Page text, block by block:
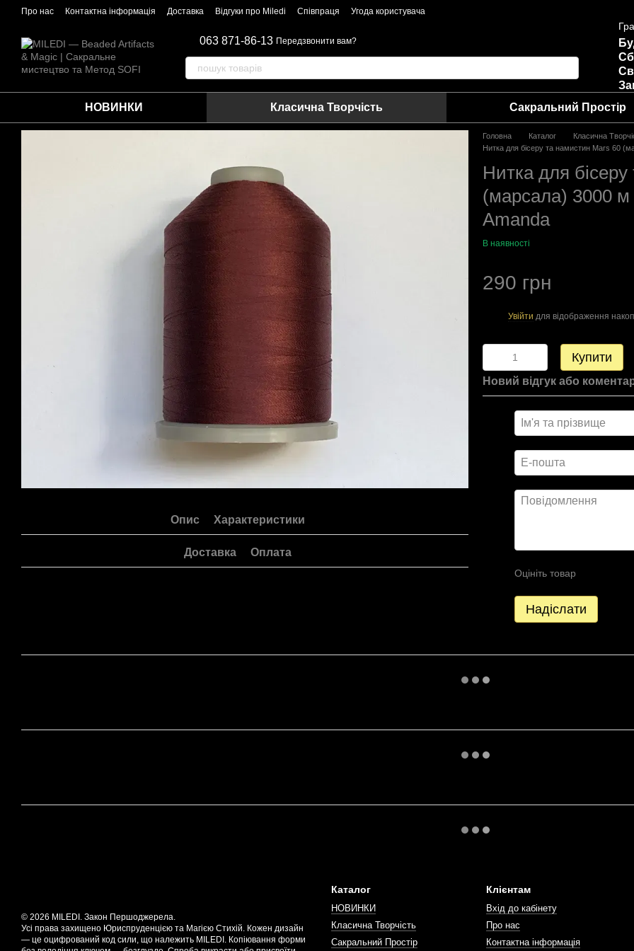
Перейти до основного контенту
Про нас Контактна інформація Доставка Відгуки про Miledi Співпраця Угода користувача
063 871-86-13 Передзвонити вам?
НОВИНКИ Класична Творчість Сакральний Простір
Опис Характеристики
Доставка Оплата
Головна Каталог Класична
Нитка для бісеру та намистин Mars 60
Нитка для
(марсала) 3000
Amanda
В наявності
290 грн
Увійти для відображення
Купити
Новий відгук або
Оцініть товар
Надіслати
© 2026 MILEDI. Закон Першоджерела.
Усі права захищено Юриспруденцією та Магією Стихій. Кожен дизайн
— це оцифрований код сили, що належить MILEDI. Копіювання форми
Каталог
НОВИНКИ
Класична Творчість
Сакральний Простір
Клієнтам
Вхід до кабінету
Про нас
Контактна інформація